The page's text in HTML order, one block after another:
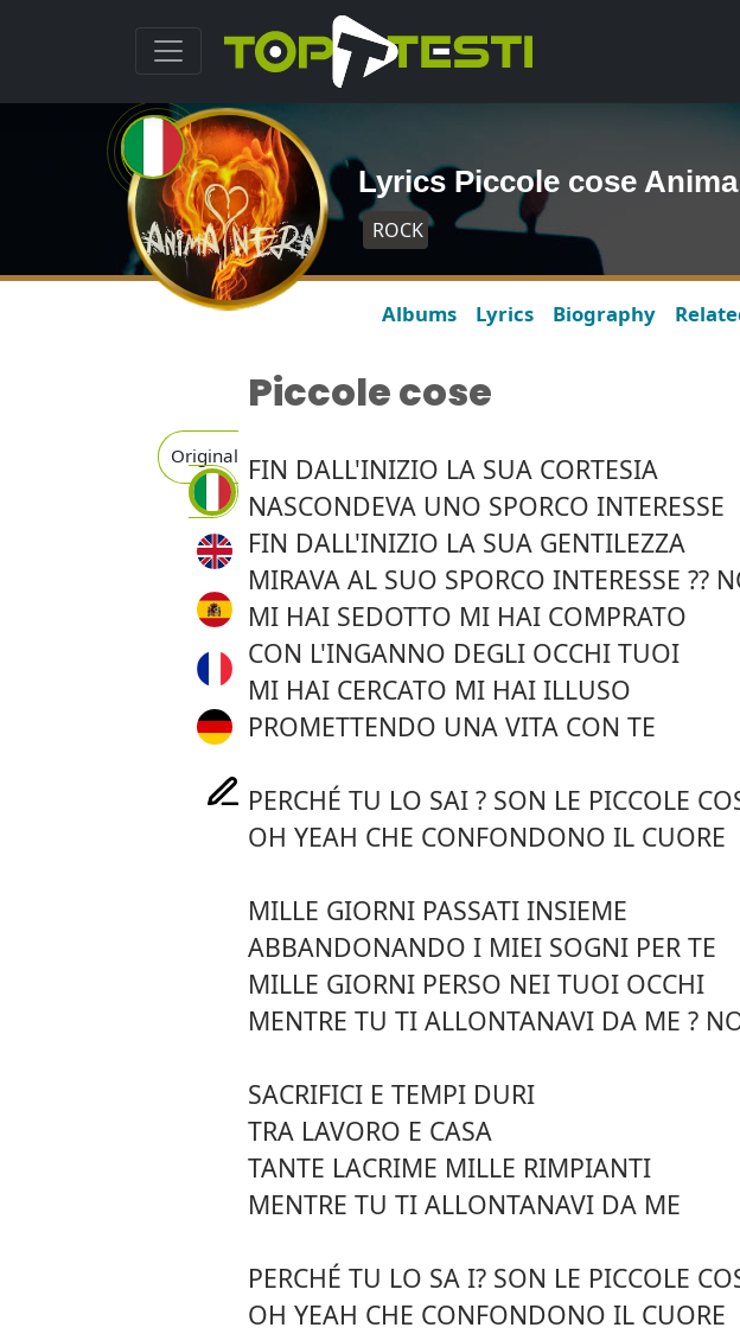
Lyrics Piccole cose
ROCK
Albums Lyrics Biography
Original
Piccole cose
FIN DALL'INIZIO LA SUA CORTESIA
NASCONDEVA UNO SPORCO INTERESSE
FIN DALL'INIZIO LA SUA GENTILEZZA
MIRAVA AL SUO SPORCO INTERESSE ??
MI HAI SEDOTTO MI HAI COMPRATO
CON L'INGANNO DEGLI OCCHI TUOI
MI HAI CERCATO MI HAI ILLUSO
PROMETTENDO UNA VITA CON TE
PERCHÉ TU LO SAI ? SON LE PICCOLE
OH YEAH CHE CONFONDONO IL CUORE
MILLE GIORNI PASSATI INSIEME
ABBANDONANDO I MIEI SOGNI PER TE
MILLE GIORNI PERSO NEI TUOI OCCHI
MENTRE TU TI ALLONTANAVI DA ME ?
SACRIFICI E TEMPI DURI
TRA LAVORO E CASA
TANTE LACRIME MILLE RIMPIANTI
MENTRE TU TI ALLONTANAVI DA ME
PERCHÉ TU LO SA I? SON LE PICCOLE
OH YEAH CHE CONFONDONO IL CUORE